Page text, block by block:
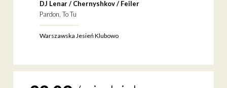
DJ Lenar / Chernyshkov / Feiler
Pardon, To Tu
Warszawska Jesień Klubowo